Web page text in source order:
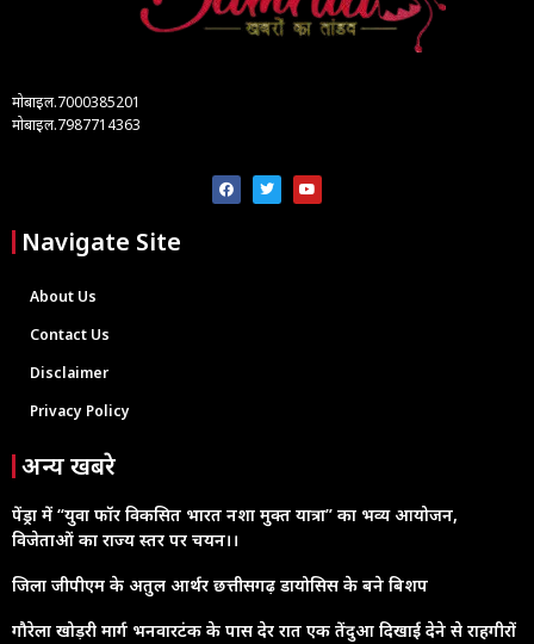
मोबाइल.7000385201
मोबाइल.7987714363
Navigate Site
About Us
Contact Us
Disclaimer
Privacy Policy
अन्य खबरे
पेंड्रा में “युवा फॉर विकसित भारत नशा मुक्त यात्रा” का भव्य आयोजन,
विजेताओं का राज्य स्तर पर चयन।।
जिला जीपीएम के अतुल आर्थर छत्तीसगढ़ डायोसिस के बने बिशप
गौरेला खोड़री मार्ग भनवारटंक के पास देर रात एक तेंदुआ दिखाई देने से राहगीरों